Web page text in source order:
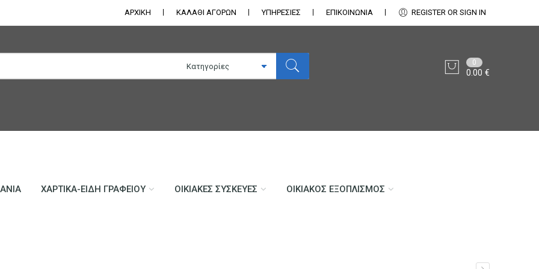
ΑΡΧΙΚΗ ΚΑΛΑΘΙ ΑΓΟΡΩΝ ΥΠΗΡΕΣΙΕΣ ΕΠΙΚΟΙΝΩΝΊΑ REGISTER OR SIGN IN
0
0.00€
ΧΑΡΤΙΚΆ-ΕΊΔΗ ΓΡΑΦΕΊΟΥ ΟΙΚΙΑΚΈΣ ΣΥΣΚΕΥΈΣ ΟΙΚΙΑΚΌΣ ΕΞΟΠΛΙΣΜΌΣ